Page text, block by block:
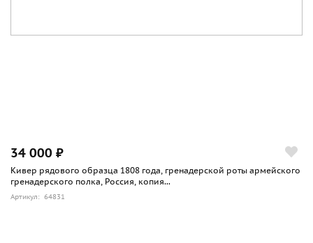
34 000 ₽
Кивер рядового образца 1808 года, гренадерской роты армейского
гренадерского полка, Россия, копия...
Артикул: 64831